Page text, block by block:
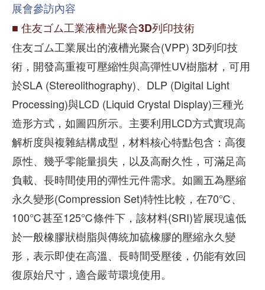
展會參訪內容
■ 住友ゴム工業液槽光聚合3D列印技術
住友ゴム工業展出的液槽光聚合(VPP) 3D列印技
術，開發高重複可壓縮性與高彈性UV樹脂材，可用
於SLA (Stereolithography)、DLP (Digital Light
Processing)與LCD (Liquid Crystal Display)三種光
造形方式，如圖四所示。主要利用LCD方式實現高
解析度與複雜結構成型，材料核心特點包含：高復
原性、幾乎零能量損失，以及高耐久性，可滿足高
負載、長時間使用的彈性元件需求。如圖五為壓縮
永久變形(Compression Set)特性比較，在70℃、
100℃甚至125℃條件下，該材料(SRI)皆展現遠低
於一般橡膠狀樹脂與傳統加硫橡膠的壓縮永久變
形，表示即使在高溫、長時間受壓後，仍能有效回
復原始尺寸，適合嚴苛環境使用。